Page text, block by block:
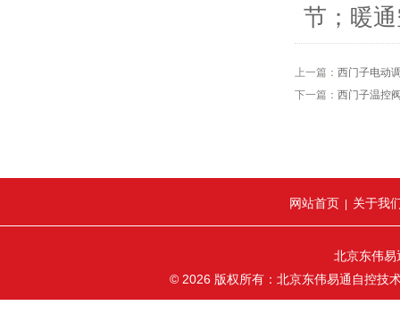
节；暖
上一篇： 西门子电动
下一篇： 西门子温控
网站首页 关于我
北京东伟易
© 2026 版权所有：北京东伟易通自控技